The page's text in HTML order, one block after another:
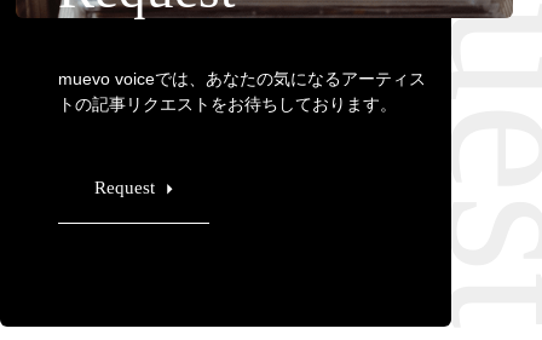
muevo voiceでは、あなたの気になるアーティス
トの記事リクエストをお待ちしております。
Request